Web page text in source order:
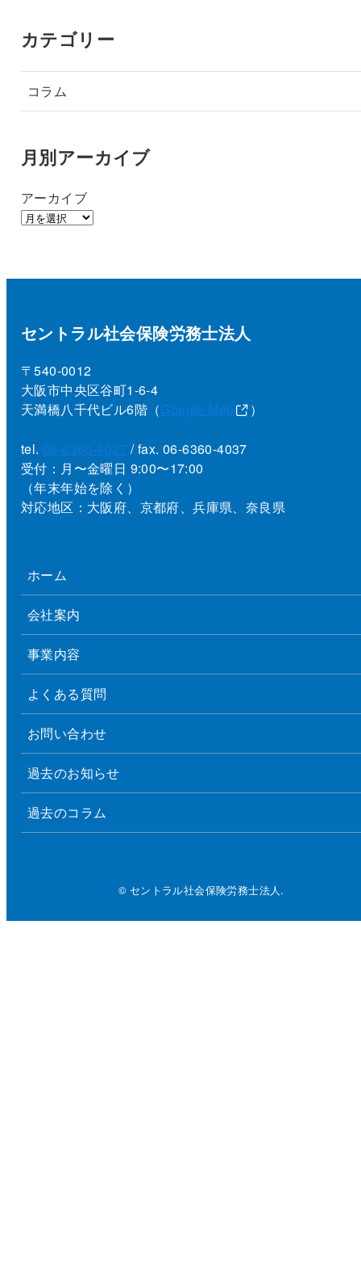
カテゴリー
コラム
月別アーカイブ
アーカイブ
セントラル社会保険労務士法人
〒540-0012
大阪市中央区谷町1-6-4
天満橋八千代ビル6階（Google Map ）
tel. 06-6360-4027 / fax. 06-6360-4037
受付：月〜金曜日 9:00〜17:00
（年末年始を除く）
対応地区：大阪府、京都府、兵庫県、奈良県
ホーム
会社案内
事業内容
よくある質問
お問い合わせ
過去のお知らせ
過去のコラム
© セントラル社会保険労務士法人.